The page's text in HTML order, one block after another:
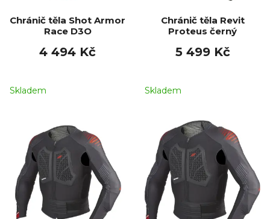
Chránič těla Shot Armor
Race D3O
4 494 Kč
Skladem
Chránič těla Revit
Proteus černý
5 499 Kč
Skladem